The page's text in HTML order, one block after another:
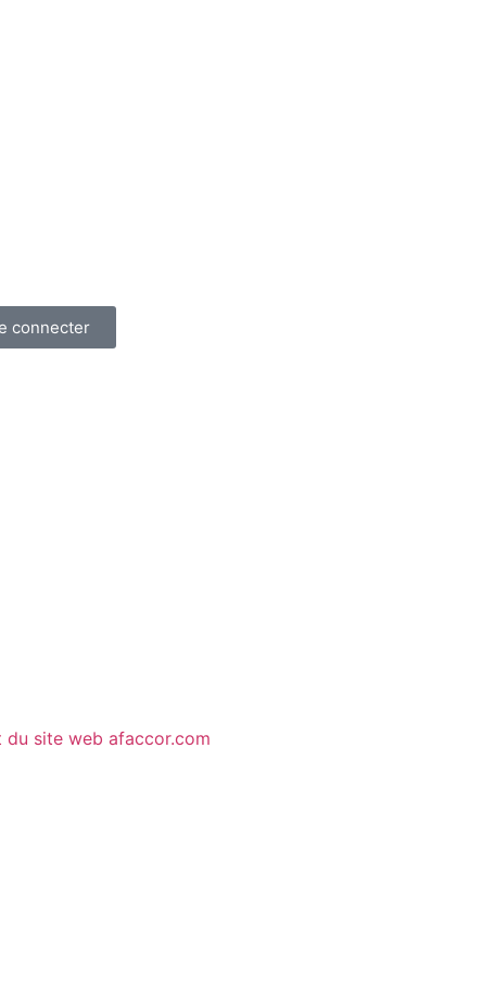
connecter
du site web afaccor.com